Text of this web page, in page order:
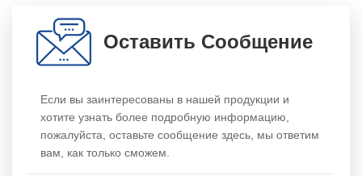
Оставить Сообщение
Если вы заинтересованы в нашей продукции и
хотите узнать более подробную информацию,
пожалуйста, оставьте сообщение здесь, мы ответим
вам, как только сможем.